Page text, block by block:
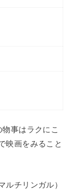
事はラクにこ
映画をみること
ルチリンガル）